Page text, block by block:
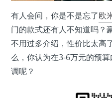
有人会问，你是不是忘了欧
门的款式还有人不知道吗？
不用过多介绍，性价比太高
么，你认为在3-6万元的预
调呢？